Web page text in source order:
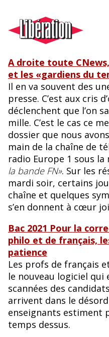
A droite toute
et les «gardiens du
Il en va souvent des
presse. C’est aux cris
déclenchent que l’on
mille. C’est le cas ce
dossier que nous
main de la chaîne de
radio Europe 1 sous la
la bande FN». Sur les
mardi soir, certains
chaîne et quelques
s’en donnent à cœur
Bac 2021 Pour la
philo et de français,
patience
Les profs de français
le nouveau logiciel qui
scannées des
arrivent dans le
enseignants estiment
temps dessus.